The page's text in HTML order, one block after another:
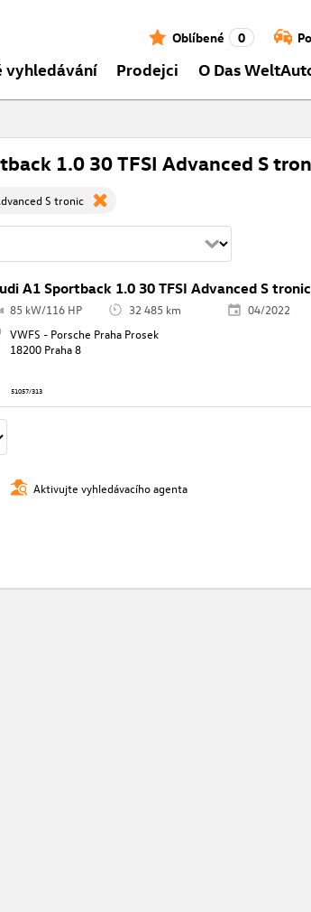
Oblíbené 0
vyhledávání Prodejci O Das
1.0 30 TFSI Advanced S
S tronic
A1 Sportback 1.0 30 TFSI Advanced S tronic
85 kW/116 HP 32 485 km
04/2022
VWFS - Porsche Praha Prosek
18200 Praha 8
51057/313
Aktivujte vyhledávacího agenta